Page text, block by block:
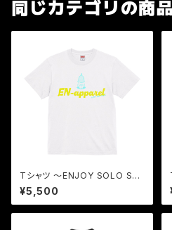
同じカテゴリの商品
Tシャツ 〜ENJOY SOLO SA
UNA〜
¥5,500